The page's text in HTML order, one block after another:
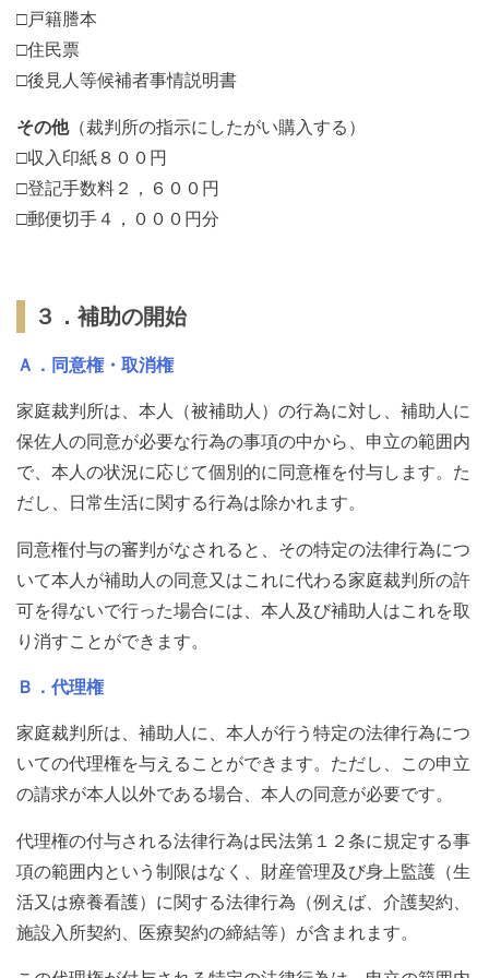
□戸籍謄本
□住民票
□後見人等候補者事情説明書
その他（裁判所の指示にしたがい購入する）
□収入印紙８００円
□登記手数料２，６００円
□郵便切手４，０００円分
３．補助の開始
Ａ．同意権・取消権
家庭裁判所は、本人（被補助人）の行為に対し、補助人に
保佐人の同意が必要な行為の事項の中から、申立の範囲内
で、本人の状況に応じて個別的に同意権を付与します。た
だし、日常生活に関する行為は除かれます。
同意権付与の審判がなされると、その特定の法律行為につ
いて本人が補助人の同意又はこれに代わる家庭裁判所の許
可を得ないで行った場合には、本人及び補助人はこれを取
り消すことができます。
Ｂ．代理権
家庭裁判所は、補助人に、本人が行う特定の法律行為につ
いての代理権を与えることができます。ただし、この申立
の請求が本人以外である場合、本人の同意が必要です。
代理権の付与される法律行為は民法第１２条に規定する事
項の範囲内という制限はなく、財産管理及び身上監護（生
活又は療養看護）に関する法律行為（例えば、介護契約、
施設入所契約、医療契約の締結等）が含まれます。